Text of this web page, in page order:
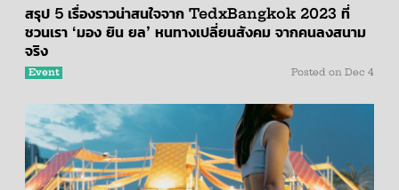
สรุป 5 เรื่องราวน่าสนใจจาก TedxBangkok 2023 ที่
ชวนเรา ‘มอง ยิน ยล’ หนทางเปลี่ยนสังคม จากคนลงสนาม
จริง
Event Posted on Dec 4